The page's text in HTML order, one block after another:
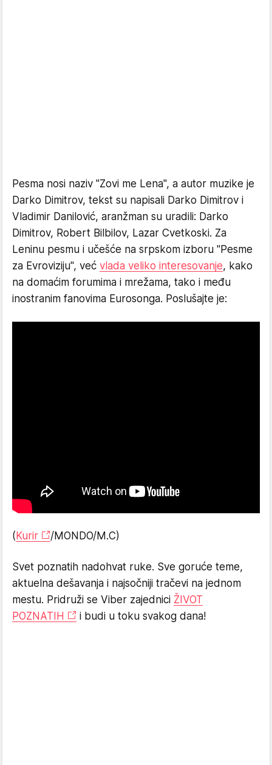
Pesma nosi naziv "Zovi me Lena", a autor muzike je
Darko Dimitrov, tekst su napisali Darko Dimitrov i
Vladimir Danilović, aranžman su uradili: Darko
Dimitrov, Robert Bilbilov, Lazar Cvetkoski. Za
Leninu pesmu i učešće na srpskom izboru "Pesme
za Evroviziju", već vlada veliko interesovanje, kako
na domaćim forumima i mrežama, tako i među
inostranim fanovima Eurosonga. Poslušajte je:
(Kurir /MONDO/M.C)
Svet poznatih nadohvat ruke. Sve goruće teme,
aktuelna dešavanja i najsočniji tračevi na jednom
mestu. Pridruži se Viber zajednici ŽIVOT
POZNATIH
i budi u toku svakog dana!